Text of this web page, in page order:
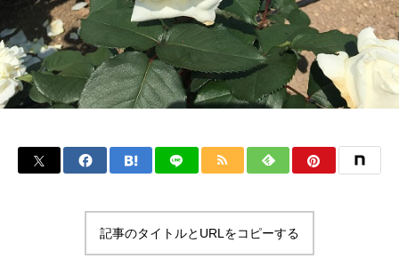
記事のタイトルとURLをコピーする